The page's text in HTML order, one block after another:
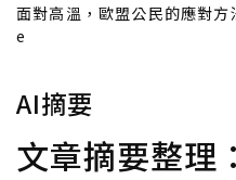
面對高溫，歐盟公民的應對
e
AI摘要
文章摘要整理：